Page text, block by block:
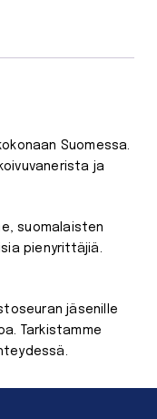
Suomessa.
ja
suomalaisten
pienyrittäjiä.
jäsenille
Tarkistamme